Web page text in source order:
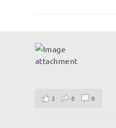
2 0 0